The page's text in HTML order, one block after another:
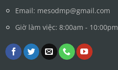
Email: mesodmp@gmail.com
Giờ làm việc: 8:00am - 10:00pm